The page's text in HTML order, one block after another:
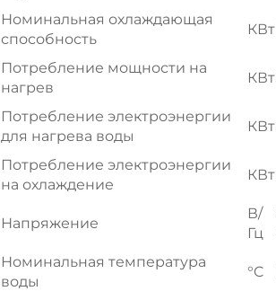
Номинальная охлаждающая
способность
КВт
Потребление мощности на
нагрев
КВт
Потребление электроэнергии
для нагрева воды
КВт
Потребление электроэнергии
на охлаждение
КВт
Напряжение
В/
Гц
Номинальная температура
воды
°C